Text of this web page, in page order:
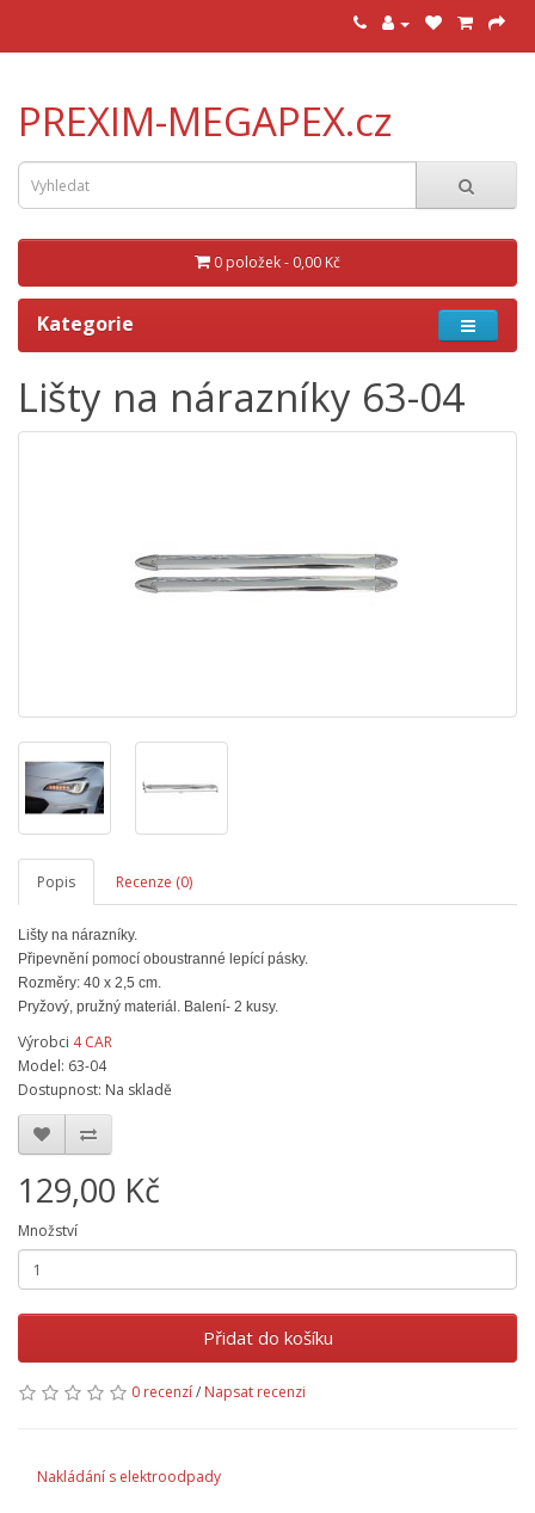
PREXIM-MEGAPEX.cz
0 položek - 0,00 Kč
Kategorie
Lišty na nárazníky 63-04
Popis Recenze (0)
Lišty na nárazníky.
Připevnění pomocí oboustranné lepící pásky.
Rozměry: 40 x 2,5 cm.
Pryžový, pružný materiál. Balení- 2 kusy.
Výrobci 4 CAR
Model: 63-04
Dostupnost: Na skladě
129,00 Kč
Množství
Přidat do košíku
0 recenzí/ Napsat recenzi
Nakládání s elektroodpady